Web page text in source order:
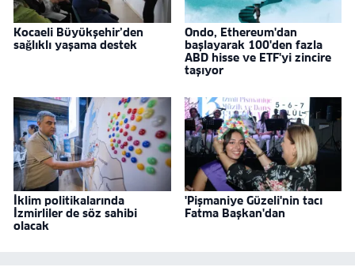
Kocaeli Büyükşehir’den
sağlıklı yaşama destek
Ondo, Ethereum'dan
başlayarak 100'den fazla
ABD hisse ve ETF'yi zincire
taşıyor
İklim politikalarında
İzmirliler de söz sahibi
olacak
'Pişmaniye Güzeli'nin tacı
Fatma Başkan'dan